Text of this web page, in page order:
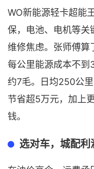
WO新能源轻卡超能
保，电池、电机等关
维修焦虑。张师傅算
每公里能源成本不到
约7毛。日均250公
节省超5万元，加上
钱。
选对车，城配利